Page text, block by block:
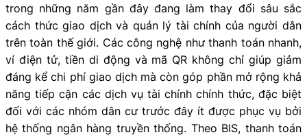
trong những năm gần đây đang làm thay đổi sâu sắc
cách thức giao dịch và quản lý tài chính của người dân
trên toàn thế giới. Các công nghệ như thanh toán nhanh,
ví điện tử, tiền di động và mã QR không chỉ giúp giảm
đáng kể chi phí giao dịch mà còn góp phần mở rộng khả
năng tiếp cận các dịch vụ tài chính chính thức, đặc biệt
đối với các nhóm dân cư trước đây ít được phục vụ bởi
hệ thống ngân hàng truyền thống. Theo BIS, thanh toán